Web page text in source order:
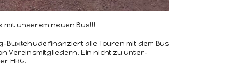
mit unserem neuen Bus!!!
finanziert alle Touren mit dem Bus
Vere­ins­mit­gliedern. Ein nicht zu unter­
HRG.